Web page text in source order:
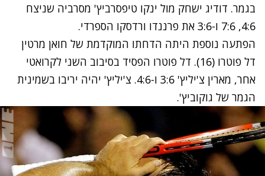
בגמר. דודיג ישחק מול ינקו טיפסרביץ' מסרביה שניצח
4:6, 7:6 ו-3:6 את פרננדו ורדסקו הספרדי.
הפתעה נוספת היתה הדחתו המוקדמת של חואן מרטין
דל פוטרו (16). דל פוטרו הפסיד בסיבוב השני לקרואטי
אחר, מארין צ'יליץ' 3:6 ו-4:6. צ'יליץ' יהיה יריבו בשמינית
הגמר של גוקוביץ'.